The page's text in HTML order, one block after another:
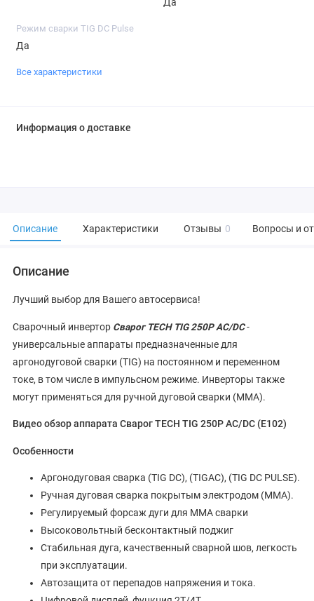
Режим сварки TIG DC Pulse
Да
Все характеристики
Информация о доставке
Описание Характеристики Отзывы 0 Вопросы и
Описание
Лучший выбор для Вашего автосервиса!
Сварочный инвертор Сварог TECH TIG 250P AC/DC-
универсальные аппараты предназначенные для
аргонодуговой сварки (TIG) на постоянном и переменном
токе, в том числе в импульсном режиме. Инверторы также
могут применяться для ручной дуговой сварки (ММА).
Видео обзор аппарата Сварог TECH TIG 250P AC/DC (E102)
Особенности
Аргонодуговая сварка (TIG DC), (TIGAC), (TIG DC PULSE).
Ручная дуговая сварка покрытым электродом (ММА).
Регулируемый форсаж дуги для ММА сварки
Высоковольтный бесконтактный поджиг
Стабильная дуга, качественный сварной шов, легкость
при эксплуатации.
Автозащита от перепадов напряжения и тока.